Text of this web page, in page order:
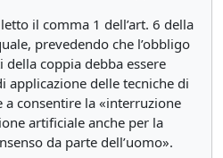
il comma 1 dell’art. 6 della
prevedendo che l’obbligo
coppia debba essere
applicazione delle tecniche di
a consentire la «interruzione
artificiale anche per la
da parte dell’uomo».